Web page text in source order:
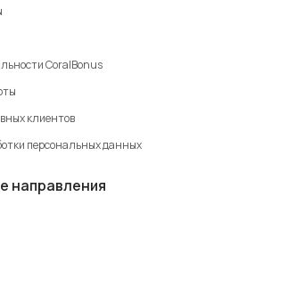
CoralBonus
клиентов
персональных данных
направления